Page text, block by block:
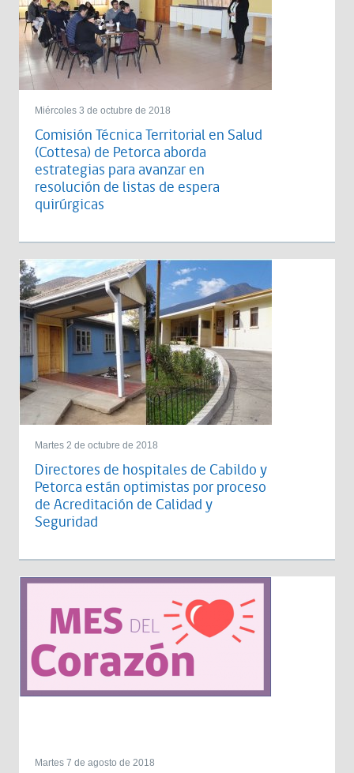
Miércoles 3 de octubre de 2018
Comisión Técnica Territorial en Salud
(Cottesa) de Petorca aborda
estrategias para avanzar en
resolución de listas de espera
quirúrgicas
Martes 2 de octubre de 2018
Directores de hospitales de Cabildo y
Petorca están optimistas por proceso
de Acreditación de Calidad y
Seguridad
Martes 7 de agosto de 2018